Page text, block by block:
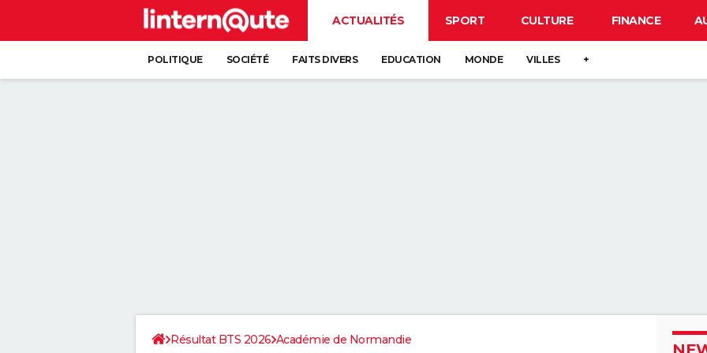
ACTUALITÉS SPORT CULTURE FINANCE
POLITIQUE SOCIÉTÉ FAITS DIVERS EDUCATION MONDE VILLES +
Résultat BTS 2026 Académie de Normandie